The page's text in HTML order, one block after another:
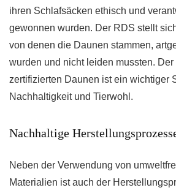
ihren Schlafsäcken ethisch und
gewonnen wurden. Der RDS stellt
von denen die Daunen stammen,
wurden und nicht leiden mussten.
zertifizierten Daunen ist ein wichtiger
Nachhaltigkeit und Tierwohl.
Nachhaltige
Neben der Verwendung von
Materialien ist auch der